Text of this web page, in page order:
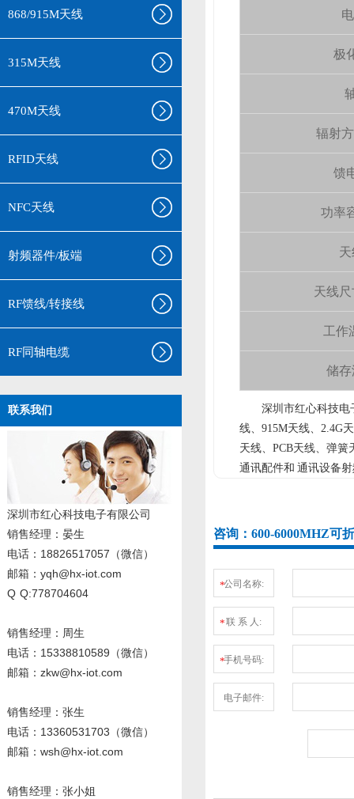
868/915M天线
315M天线
470M天线
RFID天线
NFC天线
射频器件/板端
RF馈线/转接线
RF同轴电缆
联系我们
深圳市红心科技电子有限公司
销售经理 ：晏生
电话：18826517057（微信）
邮箱：yqh@hx-iot.com
Q Q:778704604
销售经理：周生
电话 ：15338810589 （微信）
邮箱：zkw@hx-iot.com
销售经理：张生
电话 ：13360531703 （微信）
邮箱：wsh@hx-iot.com
销售经理：张小姐
极
辐射
馈
功率
天
天线尺
工作
储存
深圳市红心科技电
线、915M天线、2.4G
天线、PCB天线、弹
通讯配件和 通讯设备
咨询：600-6000MHZ可
*公司名称:
*联 系 人:
*手机号码:
电子邮件: